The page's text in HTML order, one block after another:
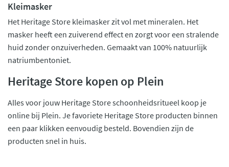
Kleimasker
Het Heritage Store kleimasker zit vol met mineralen. Het
masker heeft een zuiverend effect en zorgt voor een stralende
huid zonder onzuiverheden. Gemaakt van 100% natuurlijk
natriumbentoniet.
Heritage Store kopen op Plein
Alles voor jouw Heritage Store schoonheidsritueel koop je
online bij Plein. Je favoriete Heritage Store producten binnen
een paar klikken eenvoudig besteld. Bovendien zijn de
producten snel in huis.